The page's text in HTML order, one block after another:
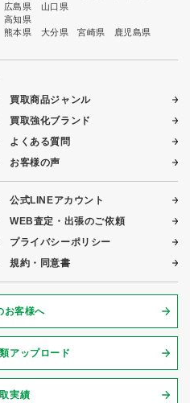
広島県
山口県
高知県
熊本県 大分県 宮崎県
鹿児島県
買取商品ジャンル
買取強化ブランド
よくある質問
お客様の声
公式LINEアカウント
WEB査定・出張のご依頼
プライバシーポリシー
規約・同意書
お客様へ
アップロード
実績